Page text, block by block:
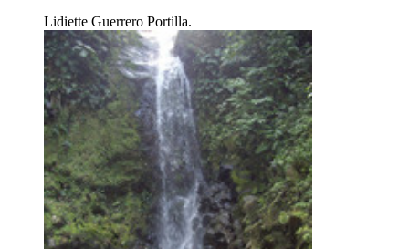
Lidiette Guerrero Portilla.